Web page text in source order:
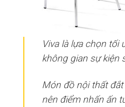
Viva là lựa chọn tối
không gian sự kiện
Món đồ nội thất
nên điểm nhấn ấn